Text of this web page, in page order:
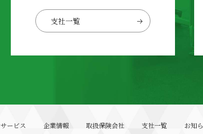
支社一覧
サービス 企業情報 取扱保険会社 支社一覧 お知